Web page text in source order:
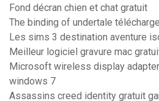
Fond décran chien et chat gratuit
The binding of undertale
Les sims 3 destination aventure
Meilleur logiciel gravure mac
Microsoft wireless display
windows 7
Assassins creed identity gratuit